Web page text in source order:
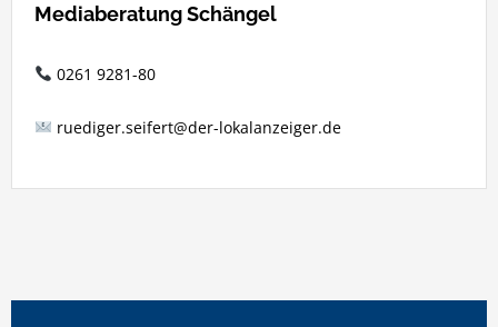
Mediaberatung Schängel
0261 9281-80
ruediger.seifert@der-lokalanzeiger.de